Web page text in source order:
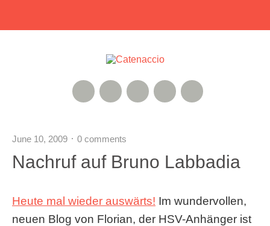
Twitter
Google+
Instagram
Xing
RSS Feed
June 10, 2009 0 comments
Nachruf auf Bruno Labbadia
Heute mal wieder auswärts! Im wundervollen,
neuen Blog von Florian, der HSV-Anhänger ist